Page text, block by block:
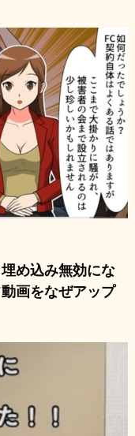
め込み無効にな
画をなぜアップ